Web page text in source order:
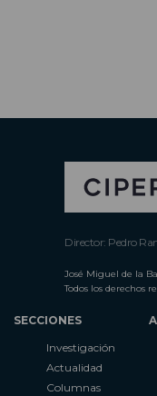
Director: Pedro
José Miguel de la
Todos los derechos
SECCIONES
Investigación
Actualidad
Columnas